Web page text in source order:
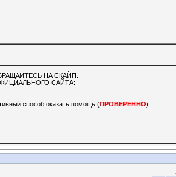
НА СКАЙП.
САЙТА:
способ оказать помощь (ПРОВЕРЕННО).